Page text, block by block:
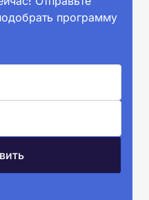
программу